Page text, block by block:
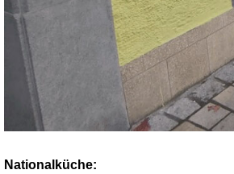
Nationalküche: